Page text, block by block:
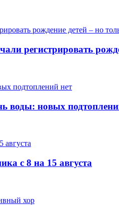
регистрировать
воды: новых
с 8 на 15 августа